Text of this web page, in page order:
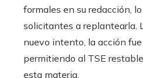
formales en su redacción,
solicitantes a replantearla.
nuevo intento, la acción
permitiendo al TSE
esta materia.